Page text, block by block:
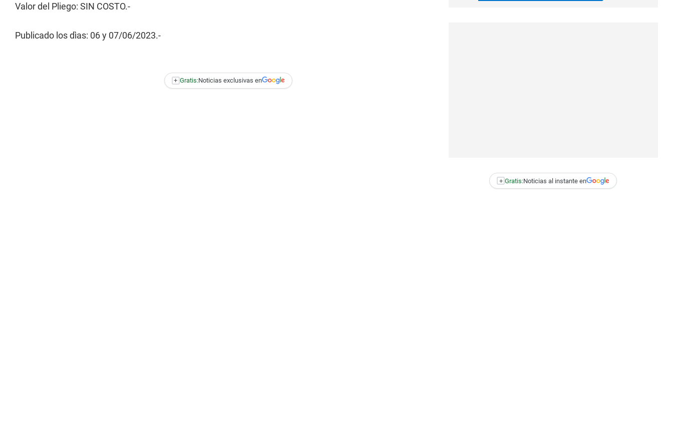
Valor del Pliego: SIN COSTO.-
Publicado los dìas: 06 y 07/06/2023.-
+ Gratis:Noticias exclusivas en
+ Gratis:Noticias al instante en